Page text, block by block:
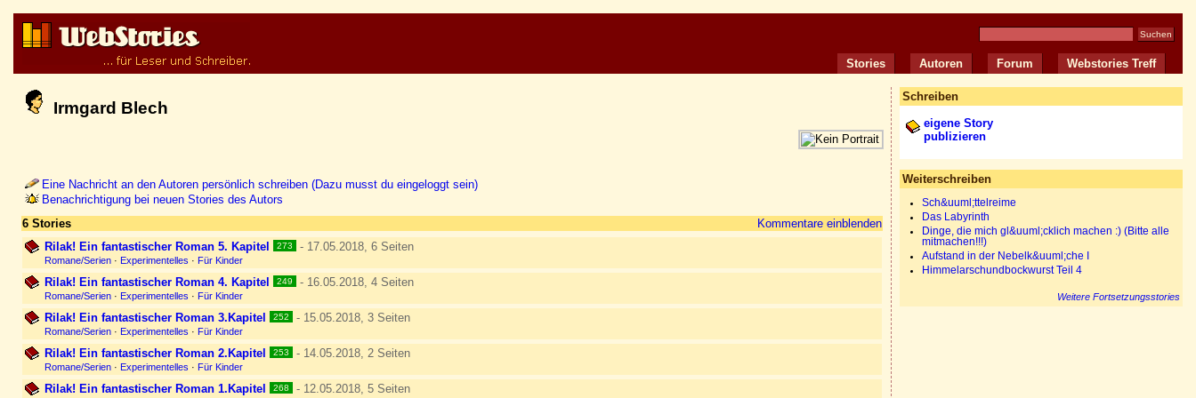
Stories Autoren Forum Webstories Treff
Irmgard Blech
Eine Nachricht an den Autoren persönlich schreiben (Dazu musst du eingeloggt sein)
Benachrichtigung bei neuen Stories des Autors
6 Stories
Kommentare einblenden
Rilak! Ein fantastischer Roman 5. Kapitel
273 - 17.05.2018, 6 Seiten
Romane/Serien · Experimentelles · Für Kinder
Rilak! Ein fantastischer Roman 4. Kapitel 249 - 16.05.2018, 4 Seiten
Romane/Serien · Experimentelles · Für Kinder
Rilak! Ein fantastischer Roman 3.Kapitel 252 - 15.05.2018, 3 Seiten
Romane/Serien · Experimentelles · Für Kinder
Rilak! Ein fantastischer Roman 2.Kapitel 253 - 14.05.2018, 2 Seiten
Romane/Serien · Experimentelles · Für Kinder
Rilak! Ein fantastischer Roman 1.Kapitel 268 - 12.05.2018, 5 Seiten
Schreiben
eigene Story
publizieren
Weiterschreiben
Sch&uuml;ttelreime
Das Labyrinth
Dinge, die mich gl&uuml;cklich machen :) (Bitte alle
mitmachen!!!)
Aufstand in der Nebelk&uuml;che I
Himmelarschundbockwurst Teil 4
Weitere Fortsetzungsstories